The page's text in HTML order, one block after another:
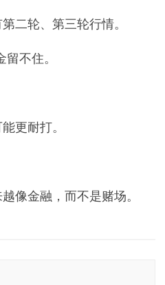
二轮、第三轮行情。
不住。
更耐打。
像金融，而不是赌场。